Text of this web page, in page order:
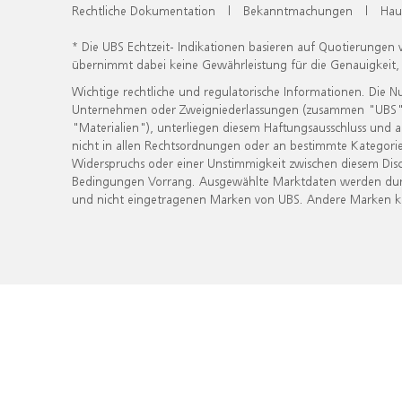
Rechtliche Dokumentation | Bekanntmachungen |
* Die UBS Echtzeit- Indikationen basieren auf
übernimmt dabei keine Gewährleistung für die
Wichtige rechtliche und regulatorische Informationen. Die
Unternehmen oder Zweigniederlassungen (zusammen
"Materialien"), unterliegen diesem Haftungsausschluss
nicht in allen Rechtsordnungen oder an bestimmte
Widerspruchs oder einer Unstimmigkeit zwischen diesem
Bedingungen Vorrang. Ausgewählte Marktdaten werden
und nicht eingetragenen Marken von UBS. Andere Marken